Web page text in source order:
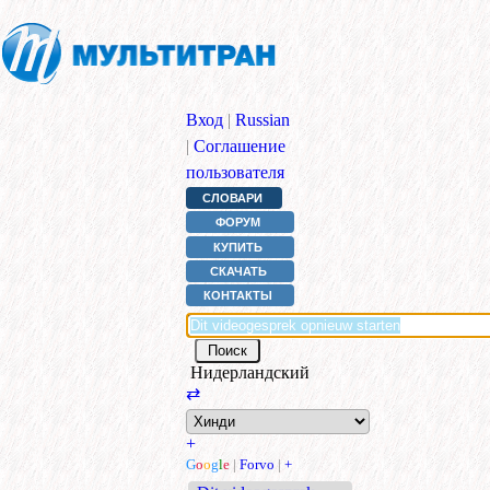
Вход | Russian
| Соглашение
пользователя
СЛОВАРИ
ФОРУМ
КУПИТЬ
СКАЧАТЬ
КОНТАКТЫ
Нидерландский
⇄
+
Google | Forvo | +